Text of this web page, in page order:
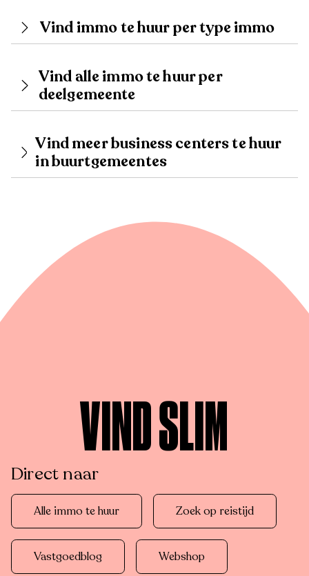
Vind immo te huur per type immo
Vind alle immo te huur per
deelgemeente
Vind meer business centers te huur
in buurtgemeentes
VIND SLIM
Direct naar
Alle immo te huur Zoek op reistijd
Vastgoedblog Webshop